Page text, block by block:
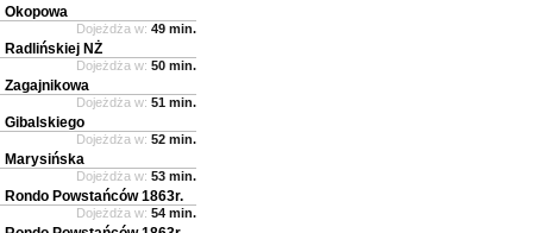
Okopowa
Dojeżdża w: 49 min.
Radlińskiej NŻ
Dojeżdża w: 50 min.
Zagajnikowa
Dojeżdża w: 51 min.
Gibalskiego
Dojeżdża w: 52 min.
Marysińska
Dojeżdża w: 53 min.
Rondo Powstańców 1863r.
Dojeżdża w: 54 min.